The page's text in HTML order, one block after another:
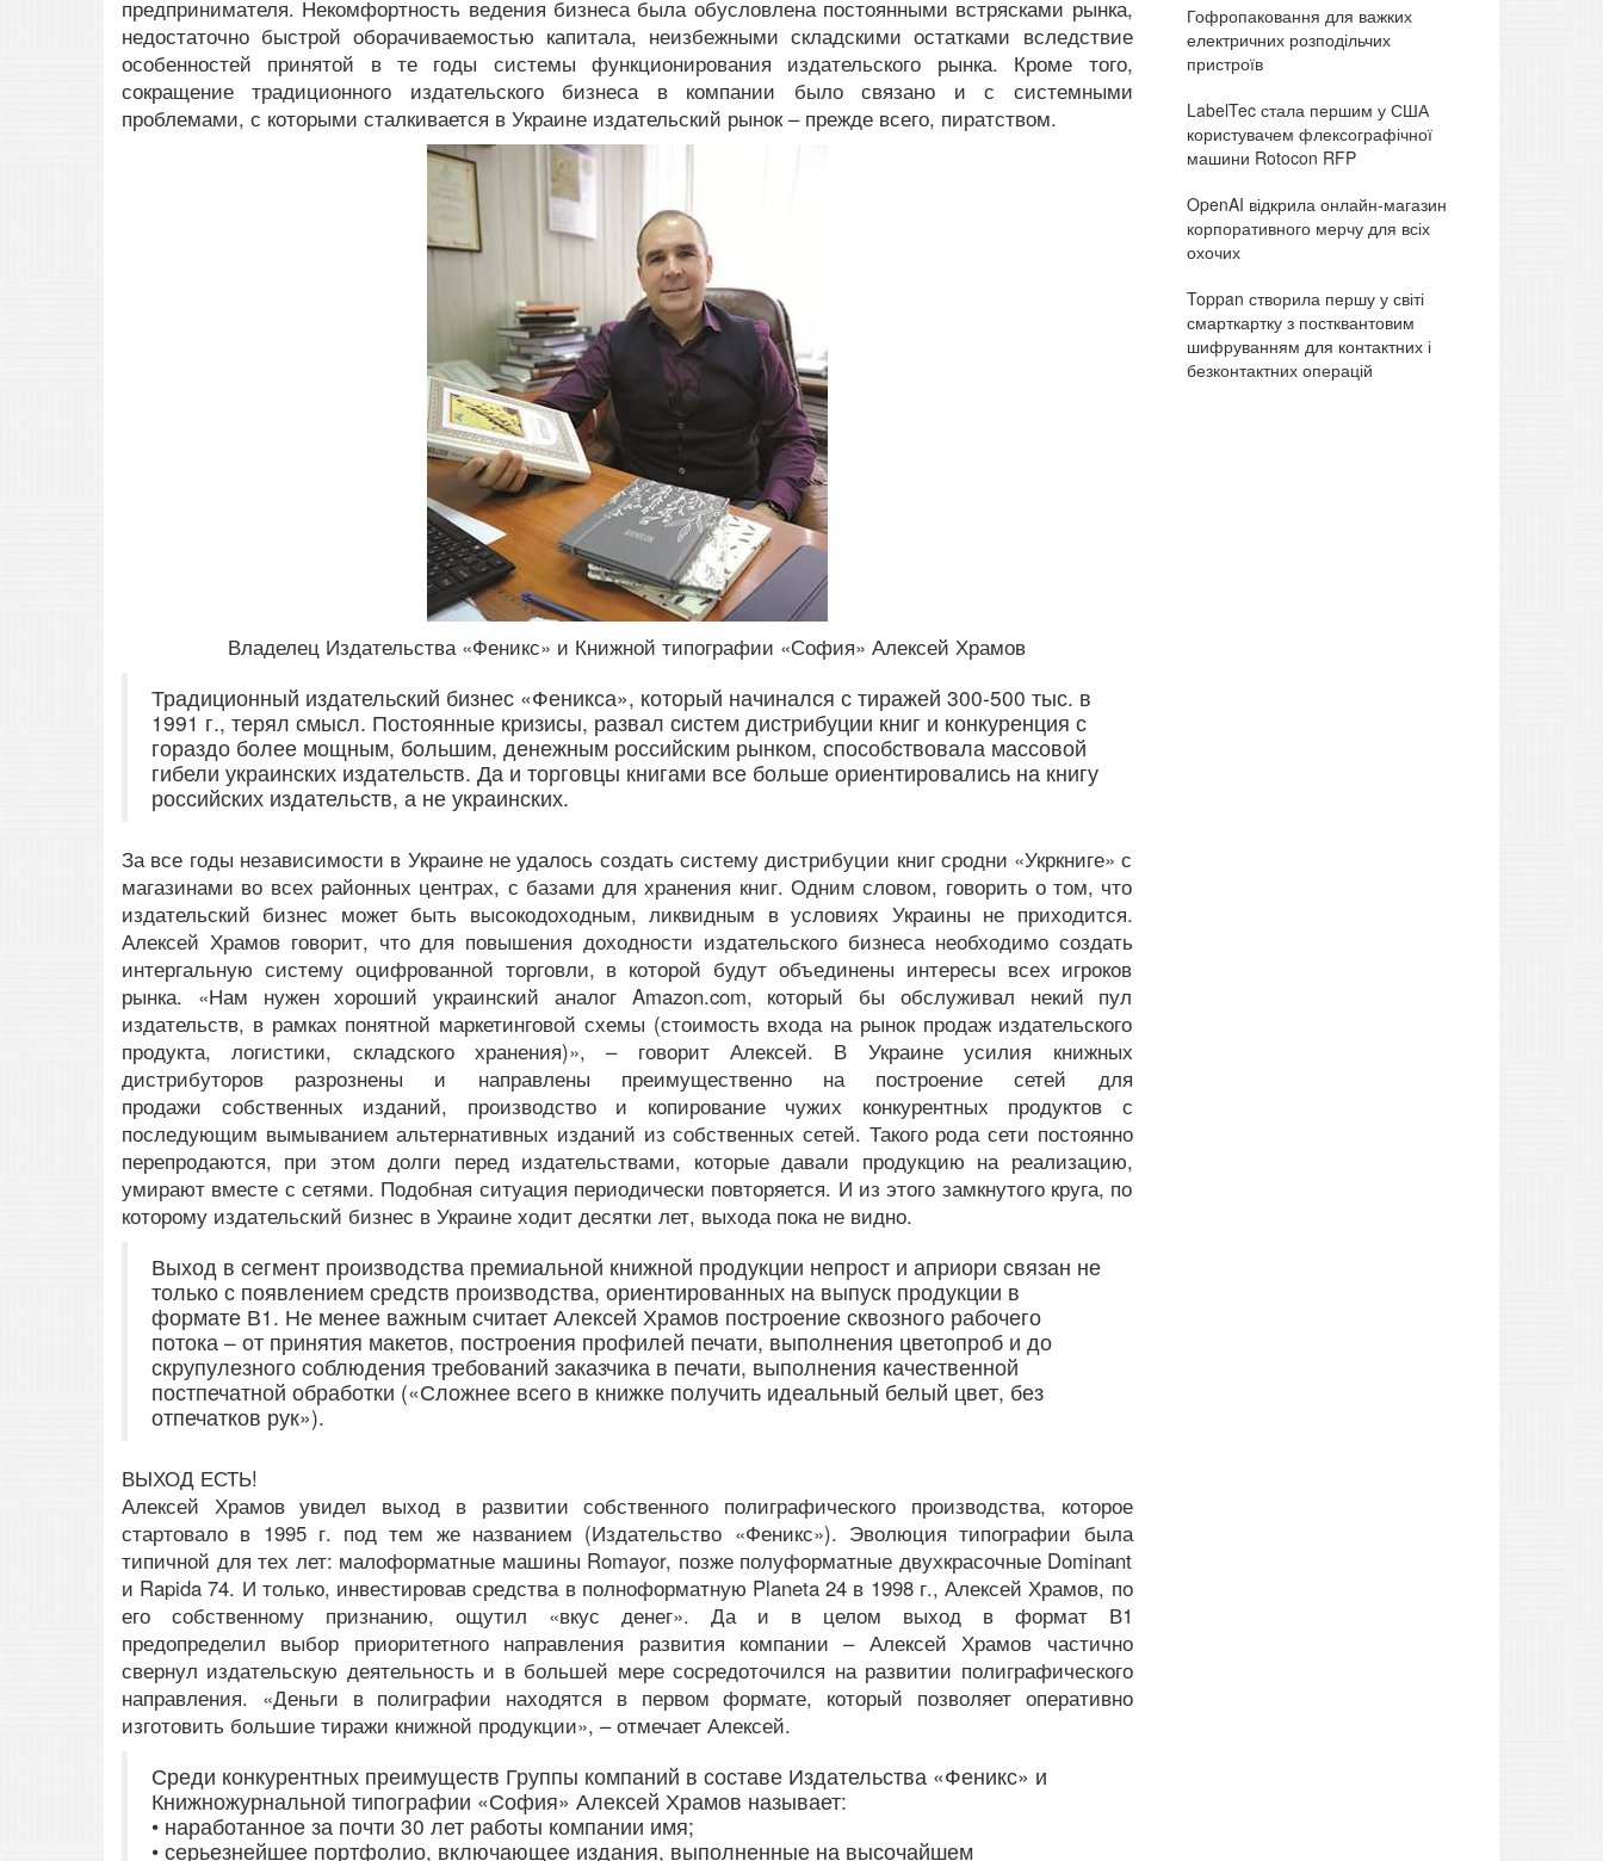
предпринимателя. Некомфортность ведения бизнеса была обусловлена постоянными встрясками рынка,
недостаточно быстрой оборачиваемостью капитала, неизбежными складскими остатками вследствие
особенностей принятой в те годы системы функционирования издательского рынка. Кроме того,
сокращение традиционного издательского бизнеса в компании было связано и с системными
проблемами, с которыми сталкивается в Украине издательский рынок – прежде всего, пиратством.
Владелец Издательства «Феникс» и Книжной типографии «София» Алексей Храмов
Традиционный издательский бизнес «Феникса», который начинался с тиражей 300-500 тыс. в
1991 г., терял смысл. Постоянные кризисы, развал систем дистрибуции книг и конкуренция с
гораздо более мощным, большим, денежным российским рынком, способствовала массовой
гибели украинских издательств. Да и торговцы книгами все больше ориентировались на книгу
российских издательств, а не украинских.
За все годы независимости в Украине не удалось создать систему дистрибуции книг сродни «Укркниге» с
магазинами во всех районных центрах, с базами для хранения книг. Одним словом, говорить о том, что
издательский бизнес может быть высокодоходным, ликвидным в условиях Украины не приходится.
Алексей Храмов говорит, что для повышения доходности издательского бизнеса необходимо создать
интергальную систему оцифрованной торговли, в которой будут объединены интересы всех игроков
рынка. «Нам нужен хороший украинский аналог Amazon.com, который бы обслуживал некий пул
издательств, в рамках понятной маркетинговой схемы (стоимость входа на рынок продаж издательского
продукта, логистики, складского хранения)», – говорит Алексей. В Украине усилия книжных
дистрибуторов разрознены и направлены преимущественно на построение сетей для
продажи собственных изданий, производство и копирование чужих конкурентных продуктов с
последующим вымыванием альтернативных изданий из собственных сетей. Такого рода сети постоянно
перепродаются, при этом долги перед издательствами, которые давали продукцию на реализацию,
умирают вместе с сетями. Подобная ситуация периодически повторяется. И из этого замкнутого круга, по
которому издательский бизнес в Украине ходит десятки лет, выхода пока не видно.
Выход в сегмент производства премиальной книжной продукции непрост и априори связан не
только с появлением средств производства, ориентированных на выпуск продукции в
формате В1. Не менее важным считает Алексей Храмов построение сквозного рабочего
потока – от принятия макетов, построения профилей печати, выполнения цветопроб и до
скрупулезного соблюдения требований заказчика в печати, выполнения качественной
постпечатной обработки («Сложнее всего в книжке получить идеальный белый цвет, без
отпечатков рук»).
ВЫХОД ЕСТЬ!
Алексей Храмов увидел выход в развитии собственного полиграфического производства, которое
стартовало в 1995 г. под тем же названием (Издательство «Феникс»). Эволюция типографии была
типичной для тех лет: малоформатные машины Romayor, позже полуформатные двухкрасочные Dominant
и Rapida 74. И только, инвестировав средства в полноформатную Planeta 24 в 1998 г., Алексей Храмов, по
его собственному признанию, ощутил «вкус денег». Да и в целом выход в формат В1
предопределил выбор приоритетного направления развития компании – Алексей Храмов частично
свернул издательскую деятельность и в большей мере сосредоточился на развитии полиграфического
направления. «Деньги в полиграфии находятся в первом формате, который позволяет оперативно
изготовить большие тиражи книжной продукции», – отмечает Алексей.
Среди конкурентных преимуществ Группы компаний в составе Издательства «Феникс» и
Книжножурнальной типографии «София» Алексей Храмов называет:
• наработанное за почти 30 лет работы компании имя;
• серьезнейшее портфолио, включающее издания, выполненные на высочайшем
Гофропаковання для важких
електричних розподільчих
пристроїв
LabelTec стала першим у США
користувачем флексографічної
машини Rotocon RFP
OpenAI відкрила онлайн-магазин
корпоративного мерчу для всіх
охочих
Toppan створила першу у світі
смарткартку з постквантовим
шифруванням для контактних і
безконтактних операцій